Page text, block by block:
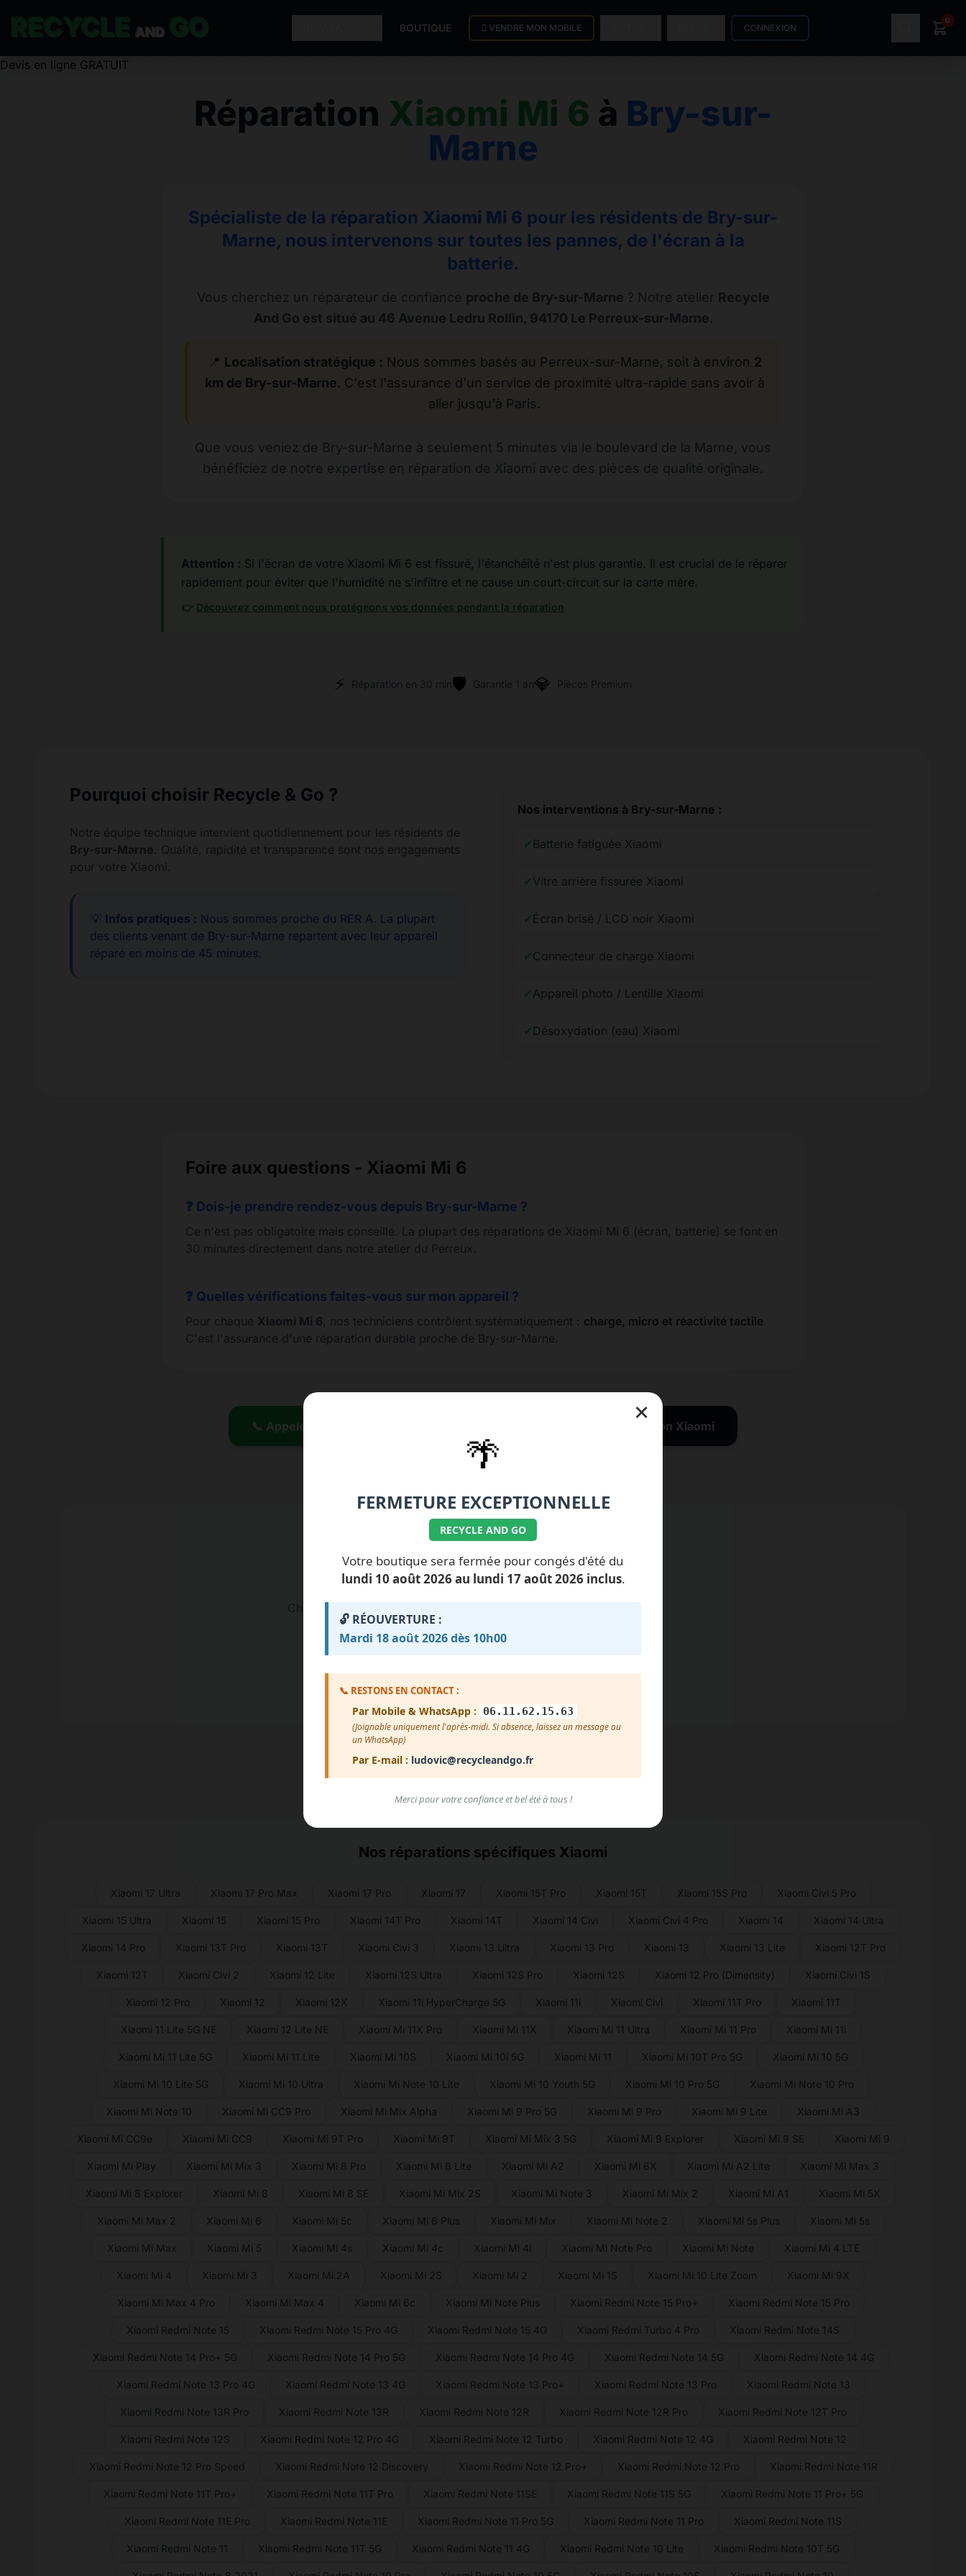
AND BOUTIQUE VENDRE MON MOBILE CONNEXION
0
Devis en ligne GRATUIT
Réparation Xiaomi Mi 6 à Bry-sur-
Marne
Spécialiste de la réparation Xiaomi Mi 6 pour les résidents de Bry-sur-
Marne, nous intervenons sur toutes les pannes, de l'écran à la
batterie.
Vous cherchez un réparateur de confiance proche de Bry-sur-Marne ? Notre atelier Recycle
And Go est situé au 46 Avenue Ledru Rollin, 94170 Le Perreux-sur-Marne.
📍 Localisation stratégique : Nous sommes basés au Perreux-sur-Marne, soit à environ 2
km de Bry-sur-Marne. C'est l'assurance d'un service de proximité ultra-rapide sans avoir à
aller jusqu'à Paris.
Que vous veniez de Bry-sur-Marne à seulement 5 minutes via le boulevard de la Marne, vous
bénéficiez de notre expertise en réparation de Xiaomi avec des pièces de qualité originale.
Attention : Si l'écran de votre Xiaomi Mi 6 est fissuré, l'étanchéité n'est plus garantie. Il est crucial de le réparer
rapidement pour éviter que l'humidité ne s'infiltre et ne cause un court-circuit sur la carte mère.
👉 Découvrez comment nous protégeons vos données pendant la réparation
⚡ Réparation en 30 min🛡️ Garantie 1 an💎 Pièces Premium
Pourquoi choisir Recycle & Go ?
Notre équipe technique intervient quotidiennement pour les résidents de
Bry-sur-Marne. Qualité, rapidité et transparence sont nos engagements
pour votre Xiaomi.
💡 Infos pratiques : Nous sommes proche du RER A. La plupart
des clients venant de Bry-sur-Marne repartent avec leur appareil
réparé en moins de 45 minutes.
Nos interventions à Bry-sur-Marne :
✔ Batterie fatiguée Xiaomi
✔Vitre arrière fissurée Xiaomi
✔ Écran brisé / LCD noir Xiaomi
✔Connecteur de charge Xiaomi
✔Appareil photo / Lentille Xiaomi
✔ Désoxydation (eau) Xiaomi
Foire aux questions - Xiaomi Mi 6
❓ Dois-je prendre rendez-vous depuis Bry-sur-Marne ?
Ce n'est pas obligatoire mais conseillé. La plupart des réparations de Xiaomi Mi 6 (écran, batterie) se font en
30 minutes directement dans notre atelier du Perreux.
❓ Quelles vérifications faites-vous sur mon appareil ?
Pour chaque Xiaomi Mi 6, nos techniciens contrôlent systématiquement : charge, micro et réactivité tactile.
C'est l'assurance d'une réparation durable proche de Bry-sur-Marne.
📞 Appeler le 01.77.99.07.92 / 06.11.62.15.63 💰 Nos tarifs réparation Xiaomi
ILS NOUS FONT CONFIANCE
Nos réparations spécifiques Xiaomi
Xiaomi 17 Ultra Xiaomi 17 Pro Max Xiaomi 17 Pro Xiaomi 17 Xiaomi 15T Pro Xiaomi 15T Xiaomi 15S Pro Xiaomi Civi 5 Pro
Xiaomi 15 Ultra Xiaomi 15 Xiaomi 15 Pro Xiaomi 14T Pro Xiaomi 14T Xiaomi 14 Civi Xiaomi Civi 4 Pro Xiaomi 14 Xiaomi 14 Ultra
Xiaomi 14 Pro Xiaomi 13T Pro Xiaomi 13T Xiaomi Civi 3 Xiaomi 13 Ultra Xiaomi 13 Pro Xiaomi 13 Xiaomi 13 Lite Xiaomi 12T Pro
Xiaomi 12T Xiaomi Civi 2 Xiaomi 12 Lite Xiaomi 12S Ultra Xiaomi 12S Pro Xiaomi 12S Xiaomi 12 Pro (Dimensity) Xiaomi Civi 1S
Xiaomi 12 Pro Xiaomi 12 Xiaomi 12X Xiaomi 11i HyperCharge 5G Xiaomi 11i Xiaomi Civi Xiaomi 11T Pro Xiaomi 11T
Xiaomi 11 Lite 5G NE Xiaomi 12 Lite NE Xiaomi Mi 11X Pro Xiaomi Mi 11X Xiaomi Mi 11 Ultra Xiaomi Mi 11 Pro Xiaomi Mi 11i
Xiaomi Mi 11 Lite 5G Xiaomi Mi 11 Lite Xiaomi Mi 10S Xiaomi Mi 10i 5G Xiaomi Mi 11 Xiaomi Mi 10T Pro 5G Xiaomi Mi 10 5G
Xiaomi Mi 10 Lite 5G Xiaomi Mi 10 Ultra Xiaomi Mi Note 10 Lite Xiaomi Mi 10 Youth 5G Xiaomi Mi 10 Pro 5G Xiaomi Mi Note 10 Pro
Xiaomi Mi Note 10 Xiaomi Mi CC9 Pro Xiaomi Mi Mix Alpha Xiaomi Mi 9 Pro 5G Xiaomi Mi 9 Pro Xiaomi Mi 9 Lite Xiaomi Mi A3
Xiaomi Mi CC9e Xiaomi Mi CC9 Xiaomi Mi 9T Pro Xiaomi Mi 9T Xiaomi Mi Mix 3 5G Xiaomi Mi 9 Explorer Xiaomi Mi 9 SE Xiaomi Mi 9
Xiaomi Mi Play Xiaomi Mi Mix 3 Xiaomi Mi 8 Pro Xiaomi Mi 8 Lite Xiaomi Mi A2 Xiaomi Mi 6X Xiaomi Mi A2 Lite Xiaomi Mi Max 3
Xiaomi Mi 8 Explorer Xiaomi Mi 8 Xiaomi Mi 8 SE Xiaomi Mi Mix 2S Xiaomi Mi Note 3 Xiaomi Mi Mix 2 Xiaomi Mi A1 Xiaomi Mi 5X
Xiaomi Mi Max 2 Xiaomi Mi 6 Xiaomi Mi 5c Xiaomi Mi 6 Plus Xiaomi Mi Mix Xiaomi Mi Note 2 Xiaomi Mi 5s Plus Xiaomi Mi 5s
Xiaomi Mi Max Xiaomi Mi 5 Xiaomi Mi 4s Xiaomi Mi 4c Xiaomi Mi 4i Xiaomi Mi Note Pro Xiaomi Mi Note Xiaomi Mi 4 LTE
Xiaomi Mi 4 Xiaomi Mi 3 Xiaomi Mi 2A Xiaomi Mi 2S Xiaomi Mi 2 Xiaomi Mi 1S Xiaomi Mi 10 Lite Zoom Xiaomi Mi 9X
Xiaomi Mi Max 4 Pro Xiaomi Mi Max 4 Xiaomi Mi 6c Xiaomi Mi Note Plus Xiaomi Redmi Note 15 Pro+ Xiaomi Redmi Note 15 Pro
Xiaomi Redmi Note 15 Xiaomi Redmi Note 15 Pro 4G Xiaomi Redmi Note 15 4G Xiaomi Redmi Turbo 4 Pro Xiaomi Redmi Note 14S
Xiaomi Redmi Note 14 Pro+ 5G Xiaomi Redmi Note 14 Pro 5G Xiaomi Redmi Note 14 Pro 4G Xiaomi Redmi Note 14 5G Xiaomi Redmi Note 14 4G
Xiaomi Redmi Note 13 Pro 4G Xiaomi Redmi Note 13 4G Xiaomi Redmi Note 13 Pro+ Xiaomi Redmi Note 13 Pro Xiaomi Redmi Note 13
Xiaomi Redmi Note 13R Pro Xiaomi Redmi Note 13R Xiaomi Redmi Note 12R Xiaomi Redmi Note 12R Pro Xiaomi Redmi Note 12T Pro
Xiaomi Redmi Note 12S Xiaomi Redmi Note 12 Pro 4G Xiaomi Redmi Note 12 Turbo Xiaomi Redmi Note 12 4G Xiaomi Redmi Note 12
Xiaomi Redmi Note 12 Pro Speed Xiaomi Redmi Note 12 Discovery Xiaomi Redmi Note 12 Pro+ Xiaomi Redmi Note 12 Pro Xiaomi Redmi Note 11R
Xiaomi Redmi Note 11T Pro+ Xiaomi Redmi Note 11T Pro Xiaomi Redmi Note 11SE Xiaomi Redmi Note 11S 5G Xiaomi Redmi Note 11 Pro+ 5G
Xiaomi Redmi Note 11E Pro Xiaomi Redmi Note 11E Xiaomi Redmi Note 11 Pro 5G Xiaomi Redmi Note 11 Pro Xiaomi Redmi Note 11S
Xiaomi Redmi Note 11 Xiaomi Redmi Note 11T 5G Xiaomi Redmi Note 11 4G Xiaomi Redmi Note 10 Lite Xiaomi Redmi Note 10T 5G
×
🌴
FERMETURE EXCEPTIONNELLE
RECYCLE AND GO
Votre boutique sera fermée pour congés d'été du
lundi 10 août 2026 au lundi 17 août 2026 inclus.
🔓 RÉOUVERTURE :
Mardi 18 août 2026 dès 10h00
📞 RESTONS EN CONTACT :
Par Mobile & WhatsApp : 06.11.62.15.63
(Joignable uniquement l'après-midi. Si absence, laissez un message ou
un WhatsApp)
Par E-mail : ludovic@recycleandgo.fr
Merci pour votre confiance et bel été à tous !